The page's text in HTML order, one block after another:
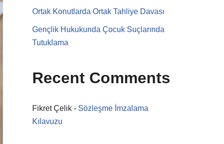
Ortak Konutlarda Ortak Tahliye Davası
Gençlik Hukukunda Çocuk Suçlarında
Tutuklama
Recent Comments
Fikret Çelik - Sözleşme İmzalama
Kılavuzu